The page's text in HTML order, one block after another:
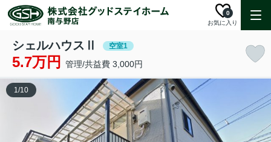
お気に入り
0
シェルハウスⅡ 空室1
5.7万円 管理/共益費 3,000円
1/10